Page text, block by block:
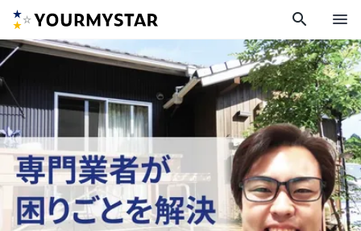
search menu